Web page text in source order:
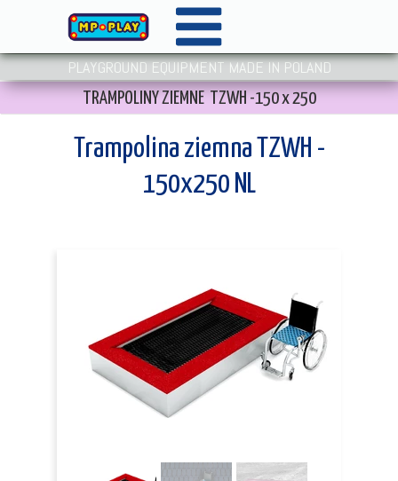
PLAYGROUND EQUIPMENT MADE IN POLAND
TRAMPOLINY ZIEMNE TZWH -150 x 250
Trampolina ziemna TZWH -
150x250 NL